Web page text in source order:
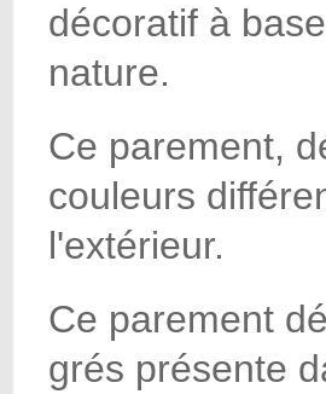
décoratif à
nature.
Ce parement,
couleurs
l'extérieur.
Ce parement
grés présente